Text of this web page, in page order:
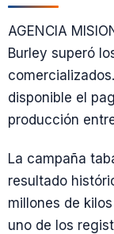
AGENCIA
Burley superó
disponible el
producción
La campaña
resultado
millones de
uno de los